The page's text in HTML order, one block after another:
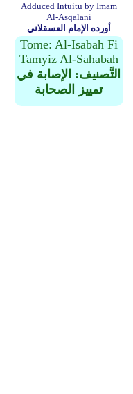
Adduced Intuitu by Imam
Al-Asqalani
أورده الإمام العسقلاني
Tome: Al-Isabah Fi
Tamyiz Al-Sahabah
التَّصنيف: الإصابة في
تمييز الصحابة